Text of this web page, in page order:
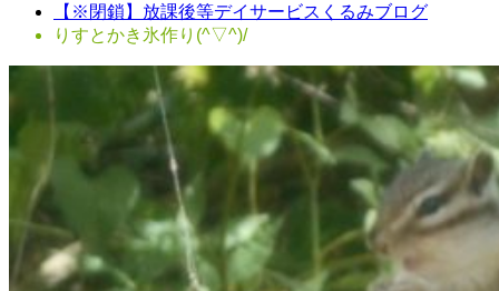
【※閉鎖】放課後等デイサービスくるみブログ
りすとかき氷作り(^▽^)/